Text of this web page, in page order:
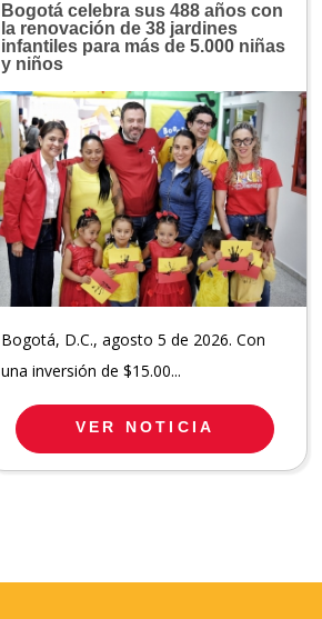
Bogotá celebra sus 488 años con
la renovación de 38 jardines
infantiles para más de 5.000 niñas
y niños
Bogotá, D.C., agosto 5 de 2026. Con
una inversión de $15.00...
VER NOTICIA